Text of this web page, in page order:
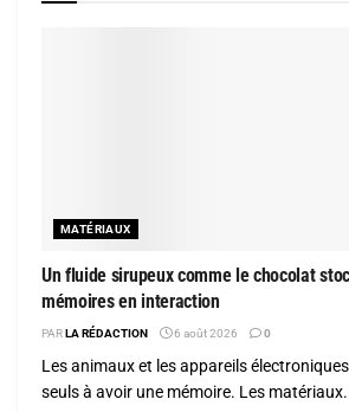
MATÉRIAUX
Un fluide sirupeux comme le chocolat
mémoires en interaction
PARLA RÉDACTION 6 août 2026 0
Les animaux et les appareils
seuls à avoir une mémoire. Les